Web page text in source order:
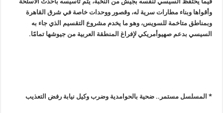
وأقواها وبناء مطارات سرية له، وقصور ووحدات خاصة في شرق القاهرة
وبمناطق متاخمة للسويس، وهو ما يخدم مشروع التقسيم الذي جاء به
السيسي بدعم صهيوأمريكي لإفراغ المنطقة العربية من جيوشها تمامًا.
* المسلسل مستمر.. ضحية بالحوامدية وضرب وكيل نيابة رفض التعذيب